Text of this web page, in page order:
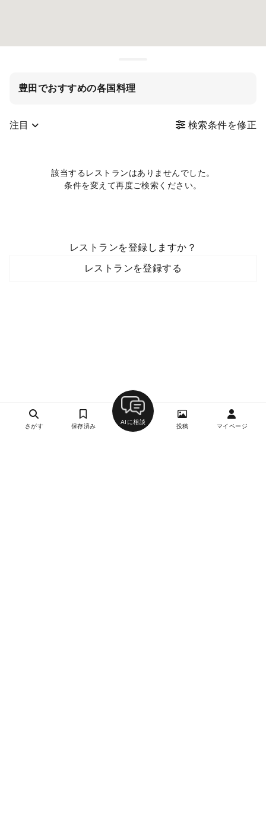
豊田でおすすめの各国料理
注目 検索条件を修正
該当するレストランはありませんでした。
条件を変えて再度ご検索ください。
レストランを登録しますか？
レストランを登録する
さがす 保存済み
AIに相談
投稿 マイページ